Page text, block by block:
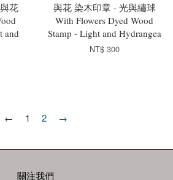
花
and
與花 染木印章 - 光與繡球
With Flowers Dyed Wood
Stamp - Light and Hydrangea
NT$ 300
← 1 2 →
關注我們